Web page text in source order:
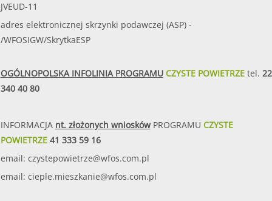
JVEUD-11
adres elektronicznej skrzynki podawczej (ASP) -
/WFOSIGW/SkrytkaESP
OGÓLNOPOLSKA INFOLINIA PROGRAMUCZYSTE POWIETRZEtel. 22
340 40 80
INFORMACJA nt. złożonych wnioskówPROGRAMU CZYSTE
POWIETRZE41 333 59 16
email: czystepowietrze@wfos.com.pl
email: cieple.mieszkanie@wfos.com.pl